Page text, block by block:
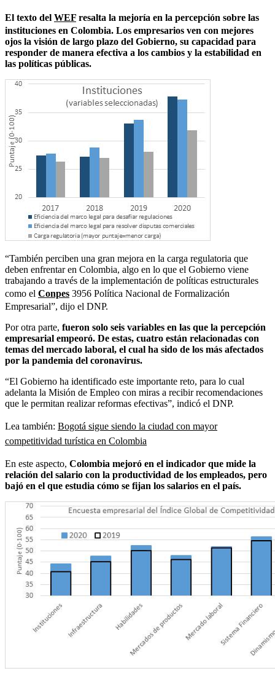
El texto del WEF resalta la mejoría en la percepción sobre las
instituciones en Colombia. Los empresarios ven con mejores
ojos la visión de largo plazo del Gobierno, su capacidad para
responder de manera efectiva a los cambios y la estabilidad en
las políticas públicas.
“También perciben una gran mejora en la carga regulatoria que
deben enfrentar en Colombia, algo en lo que el Gobierno viene
trabajando a través de la implementación de políticas estructurales
como el Conpes 3956 Política Nacional de Formalización
Empresarial”, dijo el DNP.
Por otra parte, fueron solo seis variables en las que la percepción
empresarial empeoró. De estas, cuatro están relacionadas con
temas del mercado laboral, el cual ha sido de los más afectados
por la pandemia del coronavirus.
“El Gobierno ha identificado este importante reto, para lo cual
adelanta la Misión de Empleo con miras a recibir recomendaciones
que le permitan realizar reformas efectivas”, indicó el DNP.
Lea también: Bogotá sigue siendo la ciudad con mayor
competitividad turística en Colombia
En este aspecto, Colombia mejoró en el indicador que mide la
relación del salario con la productividad de los empleados, pero
bajó en el que estudia cómo se fijan los salarios en el país.